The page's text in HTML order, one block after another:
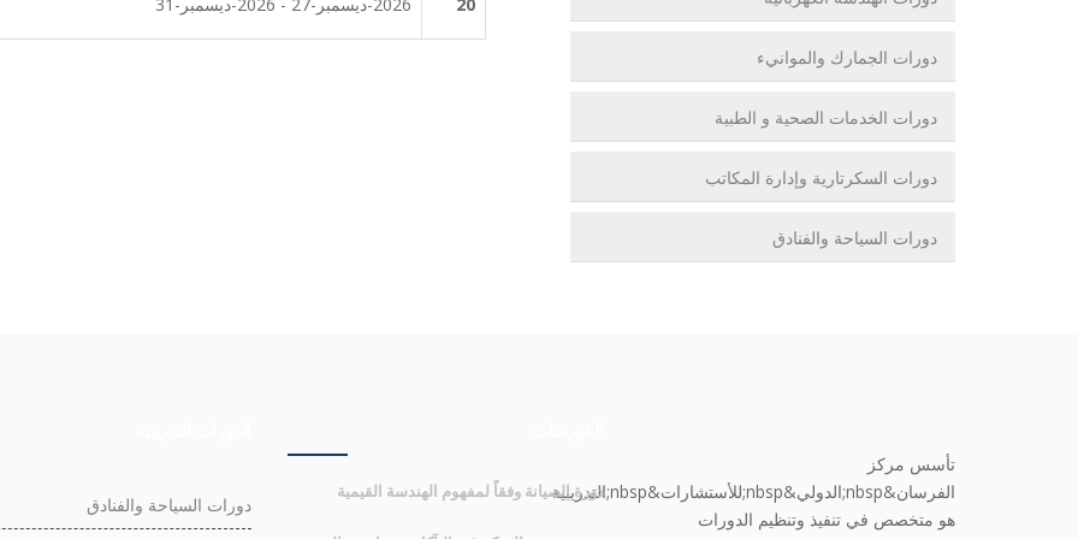
دورات الجمارك والموانيء
دورات الخدمات الصحية و الطبية
دورات السكرتارية وإدارة المكاتب
دورات السياحة والفنادق
تأسس مركز
الفرسان&nbsp;الدولي&nbsp;للأستشارات&nbsp;التدريبية
هو متخصص في تنفيذ وتنظيم الدورات
دورة الصيانة وفقاً لمفهوم الهندسة القيمية
دورات السياحة والفنادق